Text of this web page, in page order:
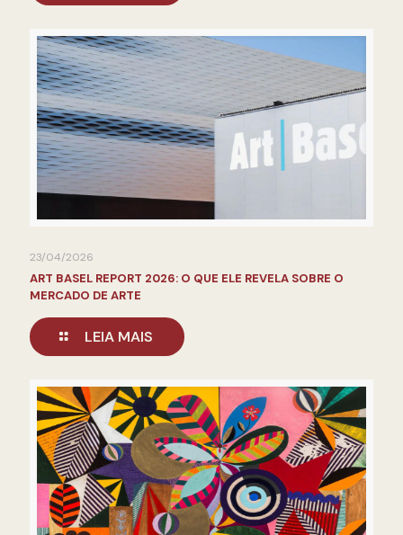
23/04/2026
ART BASEL REPORT 2026: O QUE ELE REVELA SOBRE O
MERCADO DE ARTE
LEIA MAIS